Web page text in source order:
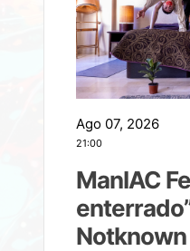
Ago 07, 2026
21:00
ManIAC
Notknown